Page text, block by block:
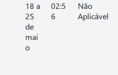
18 a
25
de
mai
o
02:5
6
Não
Aplicável